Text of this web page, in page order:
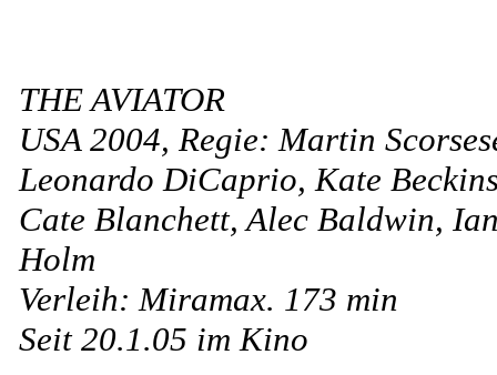
THE AVIATOR
USA 2004, Regie: Martin
Leonardo DiCaprio, Kate
Cate Blanchett, Alec Baldwin,
Holm
Verleih: Miramax. 173 min
Seit 20.1.05 im Kino